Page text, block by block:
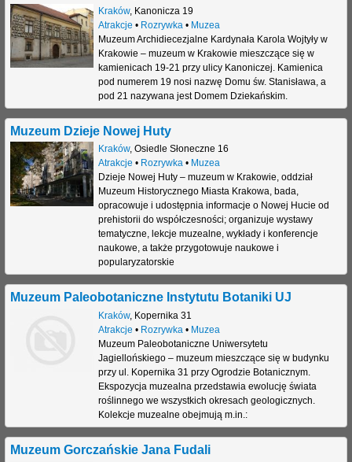
Kraków, Kanonicza 19
Atrakcje • Rozrywka • Muzea
Muzeum Archidiecezjalne Kardynała Karola Wojtyły w
Krakowie – muzeum w Krakowie mieszczące się w
kamienicach 19-21 przy ulicy Kanoniczej. Kamienica
pod numerem 19 nosi nazwę Domu św. Stanisława, a
pod 21 nazywana jest Domem Dziekańskim.
Muzeum Dzieje Nowej Huty
Kraków, Osiedle Słoneczne 16
Atrakcje • Rozrywka• Muzea
Dzieje Nowej Huty – muzeum w Krakowie, oddział
Muzeum Historycznego Miasta Krakowa, bada,
opracowuje i udostępnia informacje o Nowej Hucie od
prehistorii do współczesności; organizuje wystawy
tematyczne, lekcje muzealne, wykłady i konferencje
naukowe, a także przygotowuje naukowe i
popularyzatorskie
Muzeum Paleobotaniczne Instytutu Botaniki UJ
Kraków, Kopernika 31
Atrakcje • Rozrywka• Muzea
Muzeum Paleobotaniczne Uniwersytetu
Jagiellońskiego – muzeum mieszczące się w budynku
przy ul. Kopernika 31 przy Ogrodzie Botanicznym.
Ekspozycja muzealna przedstawia ewolucję świata
roślinnego we wszystkich okresach geologicznych.
Kolekcje muzealne obejmują m.in.:
Muzeum Gorczańskie Jana Fudali